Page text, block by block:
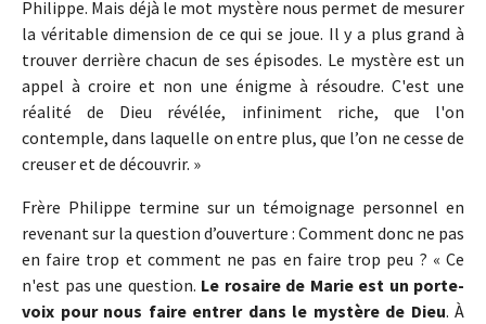
Philippe. Mais déjà le mot mystère nous permet de mesurer
la véritable dimension de ce qui se joue. Il y a plus grand à
trouver derrière chacun de ses épisodes. Le mystère est un
appel à croire et non une énigme à résoudre. C'est une
réalité de Dieu révélée, infiniment riche, que l'on
contemple, dans laquelle on entre plus, que l’on ne cesse de
creuser et de découvrir. »
Frère Philippe termine sur un témoignage personnel en
revenant sur la question d’ouverture : Comment donc ne pas
en faire trop et comment ne pas en faire trop peu ? « Ce
n'est pas une question. Le rosaire de Marie est un porte-
voix pour nous faire entrer dans le mystère de Dieu. À